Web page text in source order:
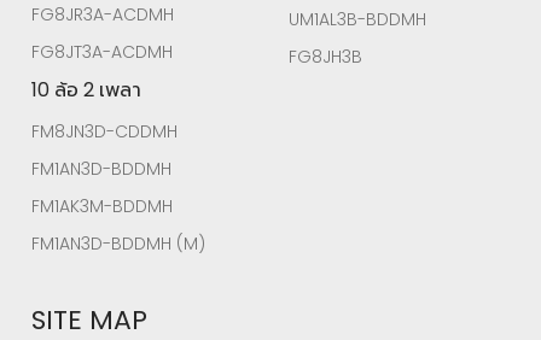
FG8JR3A-ACDMH
FG8JT3A-ACDMH
10 ล้อ 2 เพลา
FM8JN3D-CDDMH
FM1AN3D-BDDMH
FM1AK3M-BDDMH
FM1AN3D-BDDMH (M)
UM1AL3B-BDDMH
FG8JH3B
SITE MAP